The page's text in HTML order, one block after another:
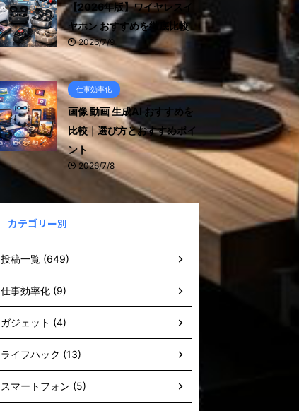
【2026年版】ワイヤレスイ
ヤホン おすすめを徹底比較
2026/7/9
仕事効率化
画像 動画 生成AI おすすめを
比較｜選び方とおすすめポイ
ント
2026/7/8
カテゴリー別
投稿一覧 (649)
仕事効率化 (9)
ガジェット (4)
ライフハック (13)
スマートフォン (5)